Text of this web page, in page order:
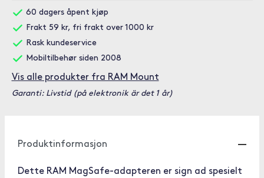
60 dagers åpent kjøp
Frakt 59 kr, fri frakt over 1000 kr
Rask kundeservice
Mobiltilbehør siden 2008
Vis alle produkter fra RAM Mount
Garanti: Livstid (på elektronik är det 1 år)
Produktinformasjon
Dette RAM MagSafe-adapteren er sign ad spesielt